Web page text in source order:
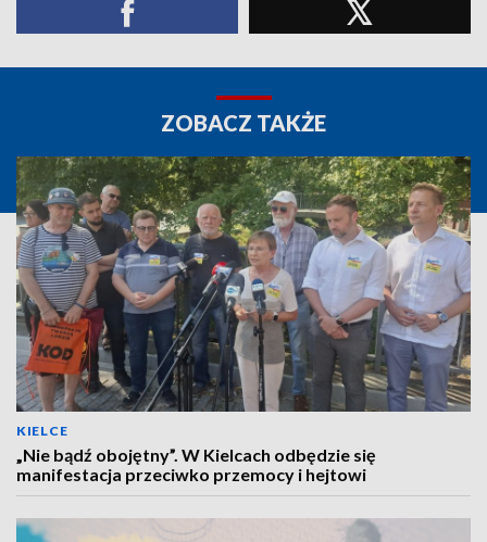
ZOBACZ TAKŻE
KIELCE
„Nie bądź obojętny”. W Kielcach odbędzie się
manifestacja przeciwko przemocy i hejtowi